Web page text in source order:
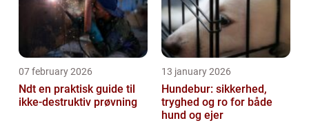
07 february 2026
Ndt en praktisk guide til
ikke-destruktiv prøvning
13 january 2026
Hundebur: sikkerhed,
tryghed og ro for både
hund og ejer